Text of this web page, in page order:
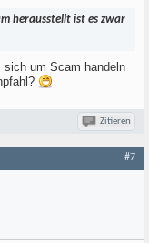
herausstellt ist es zwar
um Scam handeln
Zitieren
#7